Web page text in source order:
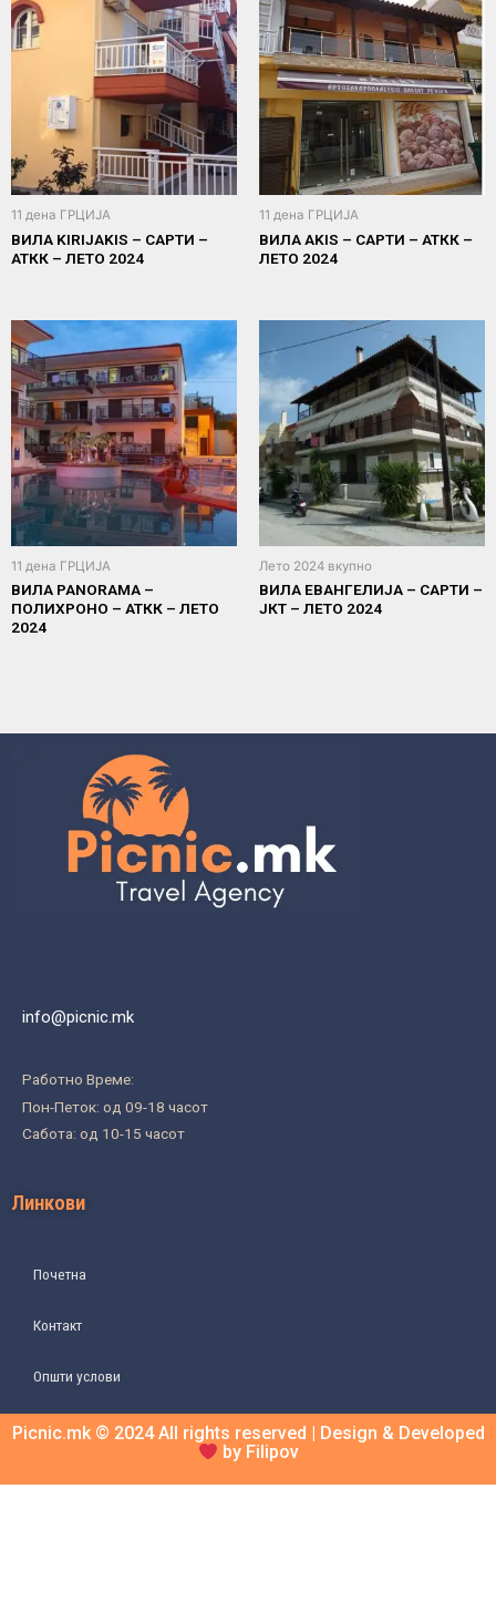
11 дена ГРЦИЈА
ВИЛА KIRIJAKIS – САРТИ –
АТКК – ЛЕТО 2024
11 дена ГРЦИЈА
ВИЛА AKIS – САРТИ – АТКК –
ЛЕТО 2024
11 дена ГРЦИЈА
ВИЛА PANORAMA –
ПОЛИХРОНО – АТКК – ЛЕТО
2024
Лето 2024 вкупно
ВИЛА ЕВАНГЕЛИЈА – САРТИ –
ЈКТ – ЛЕТО 2024
info@picnic.mk
Работно Време:
Пон-Петок: од 09-18 часот
Сабота: од 10-15 часот
Линкови
Почетна
Контакт
Општи услови
Picnic.mk © 2024 All rights reserved | Design & Developed
by Filipov